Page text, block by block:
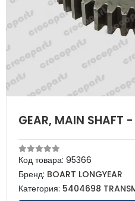
GEAR, MAIN SHAFT
Код товара: 95366
Бренд: BOART LONGYEAR
Категория: 5404698